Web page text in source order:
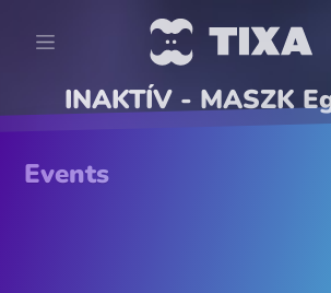
INAKTÍV - MASZK
Events